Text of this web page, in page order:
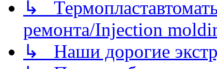
↳
ремонта/Injection
↳ Наши дорогие